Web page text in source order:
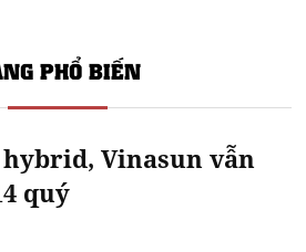
PHỔ BIẾN
Vinasun vẫn
quý